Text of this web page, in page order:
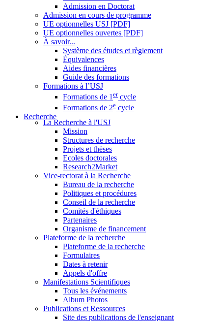
Admission en Doctorat
Admission en cours de programme
UE optionnelles USJ [PDF]
UE optionnelles ouvertes [PDF]
À savoir...
Système des études et règlement
Équivalences
Aides financières
Guide des formations
Formations à l’USJ
Formations de 1 ercycle
Formations de 2e cycle
Recherche
La Recherche à l'USJ
Mission
Structures de recherche
Projets et thèses
Ecoles doctorales
Research2Market
Vice-rectorat à la Recherche
Bureau de la recherche
Politiques et procédures
Conseil de la recherche
Comités d'éthiques
Partenaires
Organisme de financement
Plateforme de la recherche
Plateforme de la recherche
Formulaires
Dates à retenir
Appels d'offre
Manifestations Scientifiques
Tous les événements
Album Photos
Publications et Ressources
Site des publications de l'enseignant